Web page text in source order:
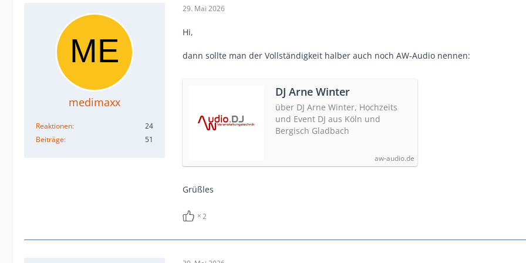
medimaxx
Reaktionen
24
Beiträge
51
29. Mai 2026
Hi,
dann sollte man der Vollständigkeit halber auch noch AW-Audio nennen:
DJ Arne Winter
über DJ Arne Winter, Hochzeits
und Event DJ aus Köln und
Bergisch Gladbach
aw-audio.de
Grüßles
2